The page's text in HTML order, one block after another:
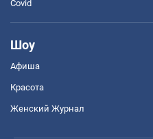
Covid
Шоу
Афиша
Красота
Женский Журнал